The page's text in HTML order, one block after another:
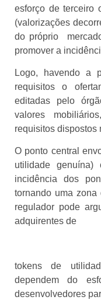
esforço de terceiro
(valorizações
do próprio
promover a
Logo, havendo a
requisitos o
editadas pelo
valores
requisitos dispostos
O ponto central
utilidade
incidência dos
tornando uma
regulador pode
adquirentes de
tokens de
dependem do
desenvolvedores